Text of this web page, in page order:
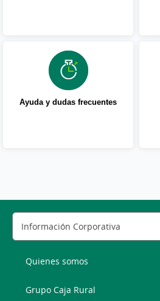
Ayuda y dudas frecuentes
Quienes somos
Grupo Caja Rural